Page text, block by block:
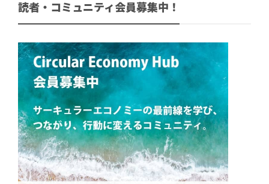
読者・コミュニティ会員募集中！